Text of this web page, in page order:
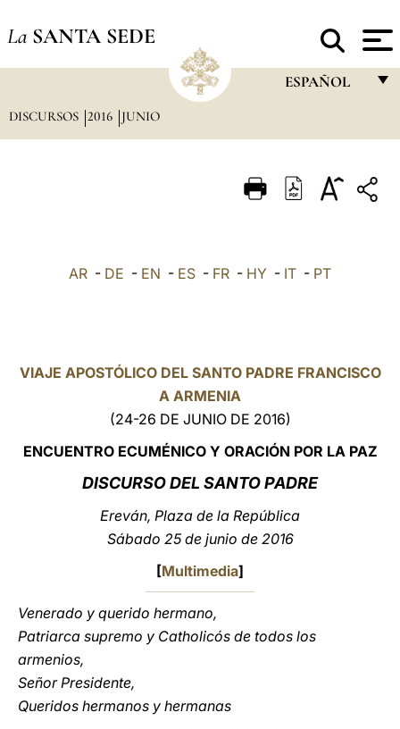
La SANTA SEDE
ESPAÑOL
ITALIANO
LATINE
DISCURSOS 2016 JUNIO
AR - DE - EN - ES - FR - HY - IT - PT
VIAJE APOSTÓLICO DEL SANTO PADRE FRANCISCO
A ARMENIA
(24-26 DE JUNIO DE 2016)
ENCUENTRO ECUMÉNICO Y ORACIÓN POR LA PAZ
DISCURSO DEL SANTO PADRE
Ereván, Plaza de la República
Sábado 25 de junio de 2016
[Multimedia]
Venerado y querido hermano,
Patriarca supremo y Catholicós de todos los
armenios,
Señor Presidente,
Queridos hermanos y hermanas